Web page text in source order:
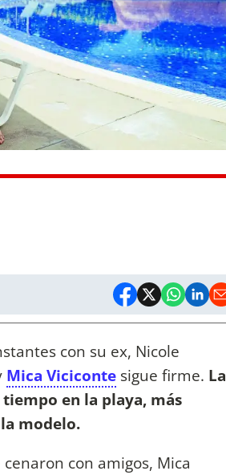
con su ex, Nicole
Mica Viciconte sigue firme. La
en la playa, más
modelo.
con amigos, Mica